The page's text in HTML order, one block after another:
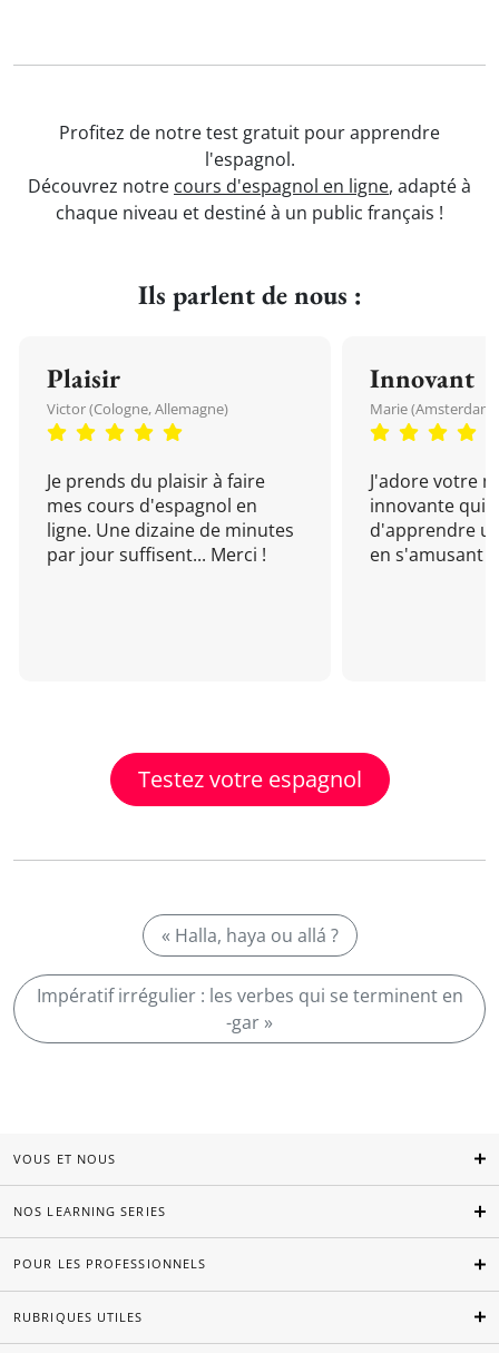
Profitez de notre test gratuit pour apprendre
l'espagnol.
Découvrez notre cours d'espagnol en ligne, adapté à
chaque niveau et destiné à un public français !
Ils parlent de nous :
Plaisir
Victor (Cologne, Allemagne)
Je prends du plaisir à faire
mes cours d'espagnol en
ligne. Une dizaine de minutes
par jour suffisent... Merci !
Innovant
Marie (Amsterdam,
J'adore votre
innovante qui
d'apprendre
en s'amusant !
Testez votre espagnol
« Halla, haya ou allá ?
Impératif irrégulier : les verbes qui se terminent en
-gar »
VOUS ET NOUS
NOS LEARNING SERIES
POUR LES PROFESSIONNELS
RUBRIQUES UTILES